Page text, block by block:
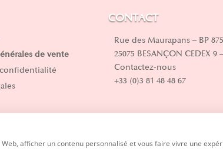
de vente
CONTACT
Rue des Maurapans – BP
25075 BESANÇON CEDEX 9
Contactez-nous
+33 (0)3 81 48 48 67
afficher un contenu personnalisé et vous faire vivre une